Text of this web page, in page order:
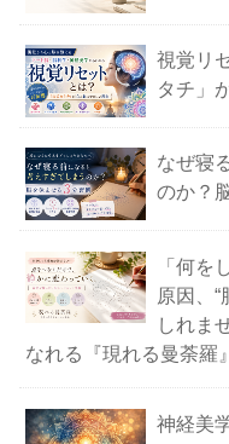
視覚リ
タチ」
なぜ寝
のか？
「何
原因、
しれま
なれる『現れる曼荼羅
神経美